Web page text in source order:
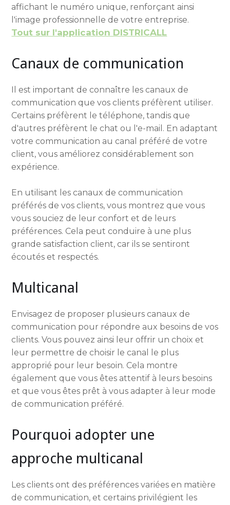
affichant le numéro unique, renforçant ainsi
l'image professionnelle de votre entreprise.
Tout sur l'application DISTRICALL
Canaux de communication
Il est important de connaître les canaux de
communication que vos clients préfèrent utiliser.
Certains préfèrent le téléphone, tandis que
d'autres préfèrent le chat ou l'e-mail. En adaptant
votre communication au canal préféré de votre
client, vous améliorez considérablement son
expérience.
En utilisant les canaux de communication
préférés de vos clients, vous montrez que vous
vous souciez de leur confort et de leurs
préférences. Cela peut conduire à une plus
grande satisfaction client, car ils se sentiront
écoutés et respectés.
Multicanal
Envisagez de proposer plusieurs canaux de
communication pour répondre aux besoins de vos
clients. Vous pouvez ainsi leur offrir un choix et
leur permettre de choisir le canal le plus
approprié pour leur besoin. Cela montre
également que vous êtes attentif à leurs besoins
et que vous êtes prêt à vous adapter à leur mode
de communication préféré.
Pourquoi adopter une
approche multicanal
Les clients ont des préférences variées en matière
de communication, et certains privilégient les